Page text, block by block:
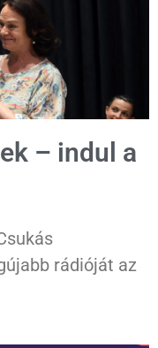
– indul a
rádióját az